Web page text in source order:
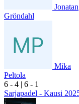
Jonatan
Gröndahl
Mika
Peltola
6 - 4 | 6 - 1
Sarjapadel - Kausi